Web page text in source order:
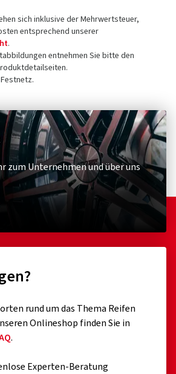
sich inklusive der Mehrwertsteuer,
entsprechend unserer
.
entnehmen Sie bitte den
zum Unternehmen und über uns
rund um das Thema Reifen
Onlineshop finden Sie in
.
Experten-Beratung